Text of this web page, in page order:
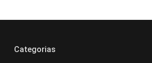
Categorias